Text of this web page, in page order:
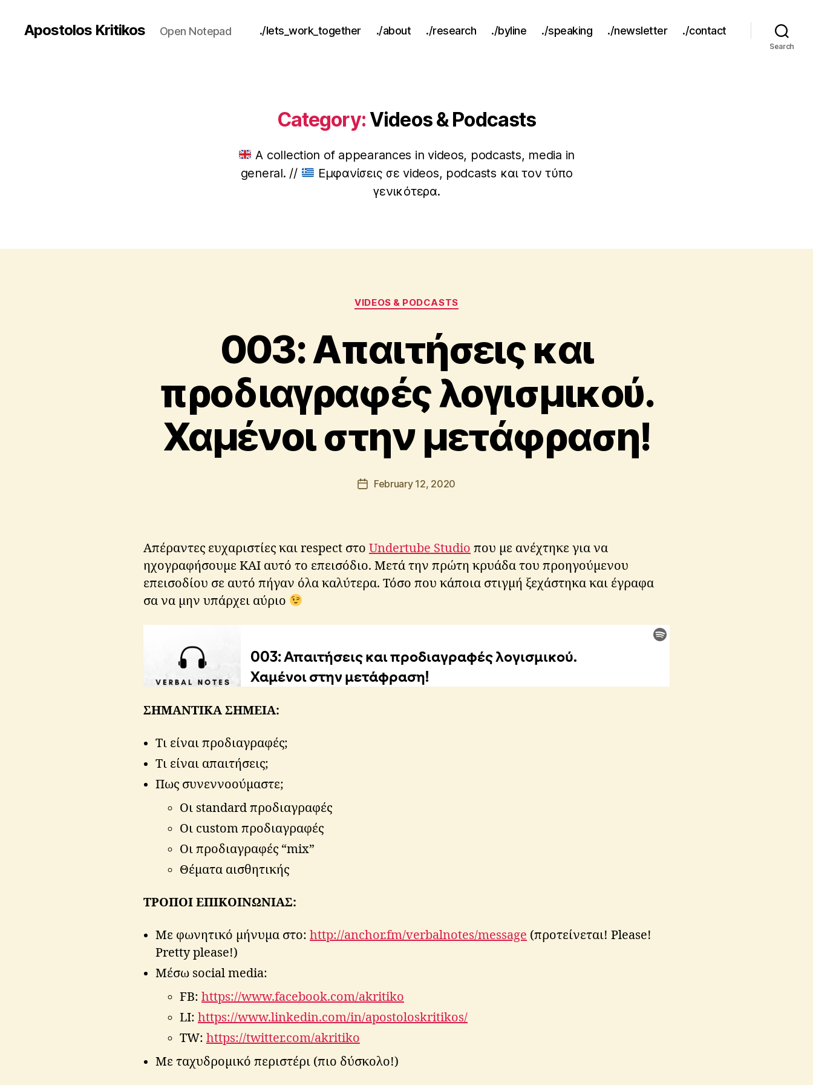
Apostolos Kritikos Open Notepad ./lets_work_together ./about ./research ./byline ./speaking ./newsletter ./contact
Search
Category: Videos & Podcasts
A collection of appearances in videos, podcasts, media in
general. //
Εμφανίσεις σε videos, podcasts και τον τύπο
γενικότερα.
Categories
VIDEOS & PODCASTS
003: Απαιτήσεις και
προδιαγραφές λογισμικού.
Χαμένοι στην μετάφραση!
Post
author
B
A
t
o
ti
k
o
PostFebruary 12, 2020
Απέραντες ευχαριστίες και respect στο Undertube Studio που με ανέχτηκε για να
ηχογραφήσουμε ΚΑΙ αυτό το επεισόδιο. Μετά την πρώτη κρυάδα του προηγούμενου
επεισοδίου σε αυτό πήγαν όλα καλύτερα. Τόσο που κάποια στιγμή ξεχάστηκα και έγραφα
σα να μην υπάρχει αύριο
ΣΗΜΑΝΤΙΚΑ ΣΗΜΕΙΑ:
Τι είναι προδιαγραφές;
Τι είναι απαιτήσεις;
Πως συνεννοούμαστε;
Οι standard προδιαγραφές
Οι custom προδιαγραφές
Οι προδιαγραφές “mix”
Θέματα αισθητικής
ΤΡΟΠΟΙ ΕΠΙΚΟΙΝΩΝΙΑΣ:
Με φωνητικό μήνυμα στο: http://anchor.fm/verbalnotes/message (προτείνεται! Please!
Pretty please!)
Μέσω social media:
FB: https://www.facebook.com/akritiko
LI: https://www.linkedin.com/in/apostoloskritikos/
TW: https://twitter.com/akritiko
Με ταχυδρομικό περιστέρι (πιο δύσκολο!)